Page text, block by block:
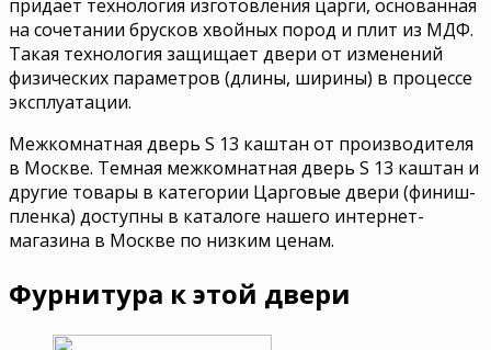
придает технология изготовления царги, основанная
на сочетании брусков хвойных пород и плит из МДФ.
Такая технология защищает двери от изменений
физических параметров (длины, ширины) в процессе
эксплуатации.
Межкомнатная дверь S 13 каштан от производителя
в Москве. Темная межкомнатная дверь S 13 каштан и
другие товары в категории Царговые двери (финиш-
пленка) доступны в каталоге нашего интернет-
магазина в Москве по низким ценам.
Фурнитура к этой двери